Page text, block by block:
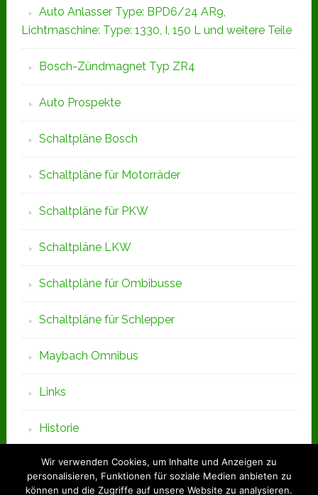
Auto Anlasser Type: BPD6/24 AR9,
Lichtmaschine: Type: 1330, I, 150 L und weitere Teile
Bosch-Zündmagnet Typ ZR4
Auto Prospekte
Schaltpläne Bosch
Schaltpläne für Motorräder
Schaltpläne für PKW
Schaltpläne LKW
Schaltpläne für Ombibusse
Schaltpläne für Schlepper
Maybach Omnibus
Links
Historie
Wir verwenden Cookies, um Inhalte und Anzeigen zu
personalisieren, Funktionen für soziale Medien anbieten zu
können und die Zugriffe auf unsere Website zu analysieren.